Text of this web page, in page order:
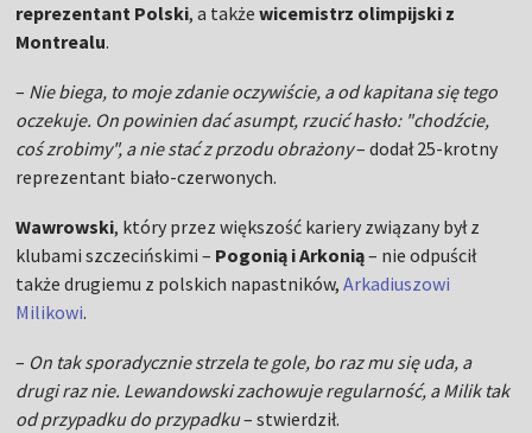
reprezentant Polski, a takżewicemistrz olimpijski z
Montrealu.
– Nie biega, to moje zdanie oczywiście, a od kapitana się tego
oczekuje. On powinien dać asumpt, rzucić hasło: "chodźcie,
coś zrobimy", a nie stać z przodu obrażony– dodał 25-krotny
reprezentant biało-czerwonych.
Wawrowski, który przez większość kariery związany był z
klubami szczecińskimi – Pogonią i Arkonią– nie odpuścił
także drugiemu z polskich napastników,Arkadiuszowi
Milikowi.
– On tak sporadycznie strzela te gole, bo raz mu się uda, a
drugi raz nie. Lewandowski zachowuje regularność, a Milik tak
od przypadku do przypadku– stwierdził.